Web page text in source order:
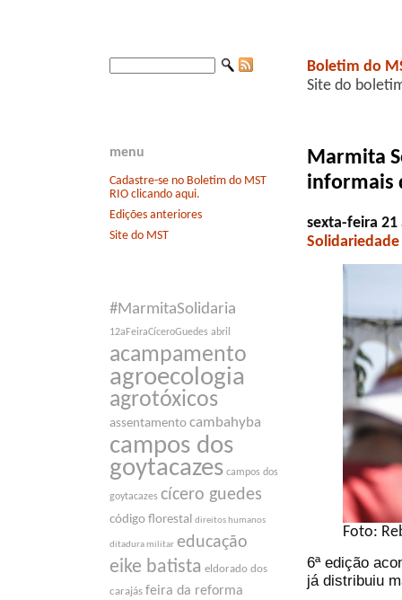
menu
Cadastre-se no Boletim do MST
RIO clicando aqui.
Edições anteriores
Site do MST
#MarmitaSolidaria
12aFeiraCíceroGuedes abril
acampamento
agroecologia
agrotóxicos
assentamento cambahyba
campos dos
goytacazes campos dos
goytacazes cícero guedes
código florestal direitos humanos
ditadura militar educação
eike batista eldorado dos
carajás feira da reforma
Boletim do
Site do
Marmita
informais
sexta-feira
Solidariedade
Foto:
6ª edição
já distribuiu